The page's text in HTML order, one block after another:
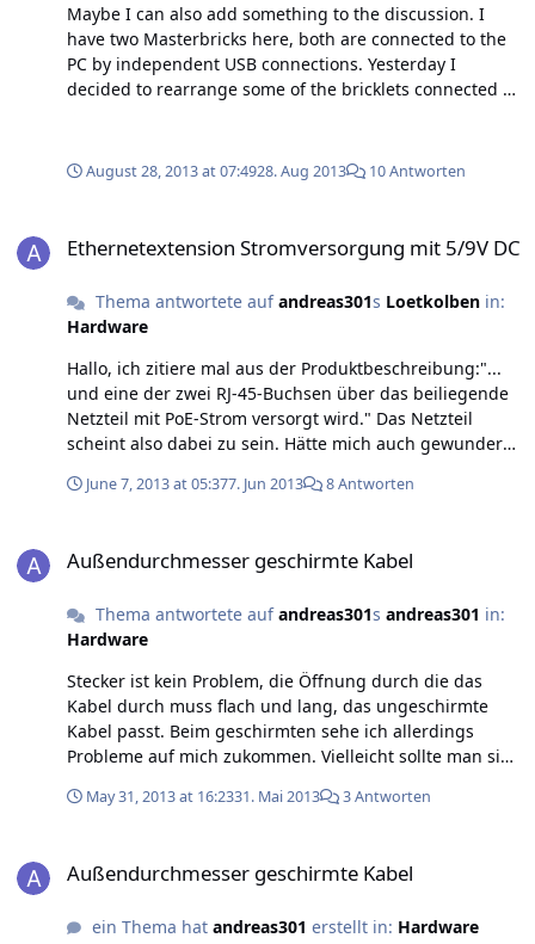
Maybe I can also add something to the discussion. I
have two Masterbricks here, both are connected to the
PC by independent USB connections. Yesterday I
decided to rearrange some of the bricklets connected to
light bricklet from MB 1. Now comes the strange part:
values in cacti. Since I removed one of the ambient light
bricklets, I expected the corresponding graph to show a
value of zero from now on, but instead I get some
"ghost" values as you can see in the attached image.
How can that be?
August 28, 2013 at 07:4928. Aug 2013 10 Antworten
Ethernetextension Stromversorgung mit 5/9V DC
Thema antwortete aufandreas301s Loetkolbenin:
Hardware
Hallo, ich zitiere mal aus der Produktbeschreibung:"...
und eine der zwei RJ-45-Buchsen über das beiliegende
Netzteil mit PoE-Strom versorgt wird." Das Netzteil
scheint also dabei zu sein. Hätte mich auch gewundert
June 7, 2013 at 05:377. Jun 2013 8 Antworten
Außendurchmesser geschirmte Kabel
Thema antwortete aufandreas301s andreas301 in:
Hardware
Stecker ist kein Problem, die Öffnung durch die das
Kabel durch muss flach und lang, das ungeschirmte
Kabel passt. Beim geschirmten sehe ich allerdings
Probleme auf mich zukommen. Vielleicht sollte man sich
dicke Gummiummantelung machen.
May 31, 2013 at 16:2331. Mai 2013 3 Antworten
Außendurchmesser geschirmte Kabel
ein Thema hat andreas301 erstellt in: Hardware